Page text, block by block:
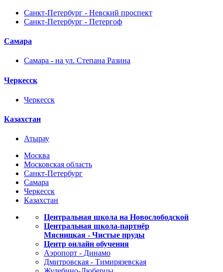
Санкт-Петербург - Невский проспект
Санкт-Петербург - Петергоф
Самара
Самара - на ул. Степана Разина
Черкесск
Черкесск
Казахстан
Атырау
Москва
Московская область
Санкт-Петербург
Самара
Черкесск
Казахстан
Центральная школа на Новослободской
Центральная школа-партнёр
Мясницкая - Чистые пруды
Центр онлайн обучения
Аэропорт - Динамо
Дмитровская - Тимирязевская